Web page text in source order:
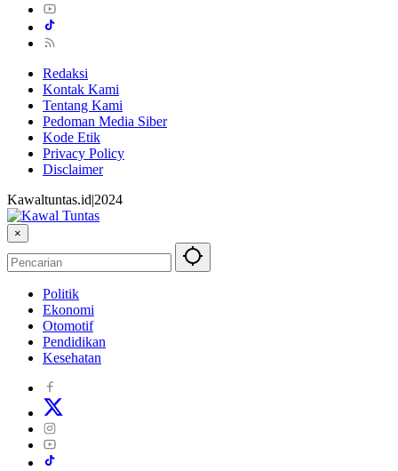
Redaksi
Kontak Kami
Tentang Kami
Pedoman Media Siber
Kode Etik
Privacy Policy
Disclaimer
Kawaltuntas.id|2024
×
Politik
Ekonomi
Otomotif
Pendidikan
Kesehatan